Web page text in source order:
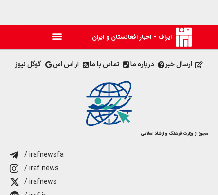
ایراف - اخبار افغانستان و ایران
ارسال خبر درباره ما تماس با ما آر اس اس گوگل نیوز
مجوز از وزارت فرهنگ و ارشاد اسلامی
/ irafnewsfa
/ iraf.news
/ irafnews